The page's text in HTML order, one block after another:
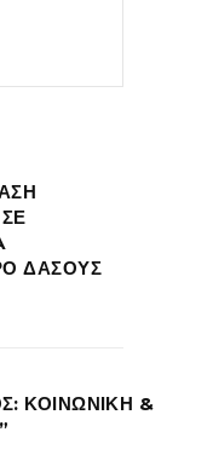
ΔΑΣΟΥΣ
ΚΟΙΝΩΝΙΚΗ &